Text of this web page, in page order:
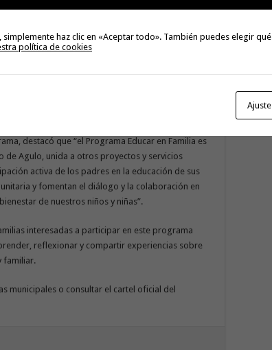
a 19:00 horas.
objetivo generar espacios de seguridad y
la educación. Además, ofrece herramientas
con confianza los retos que suponen los
llegará a 60 de los 88 municipios de la
destacó que “el Programa Educar en Familia es
de Agulo, unida a otros proyectos y servicios
activa de los padres en la educación de sus
y fomentan el diálogo y la colaboración en
de nuestros niños y niñas”.
interesadas a participar en este programa
reflexionar y compartir experiencias sobre
familiar.
municipales o consultar el cartel oficial del
simplemente haz clic en «Aceptar todo». También puedes elegir
política de cookies